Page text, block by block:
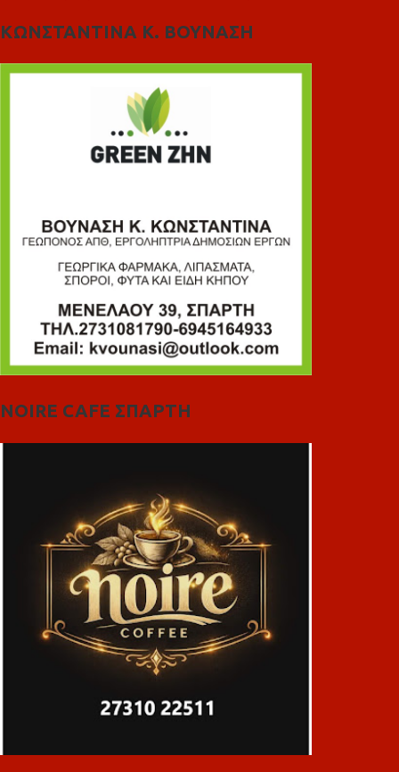
ΚΩΝΣΤΑΝΤΙΝΑ Κ. ΒΟΥΝΑΣΗ
NOIRE CAFE ΣΠΑΡΤΗ